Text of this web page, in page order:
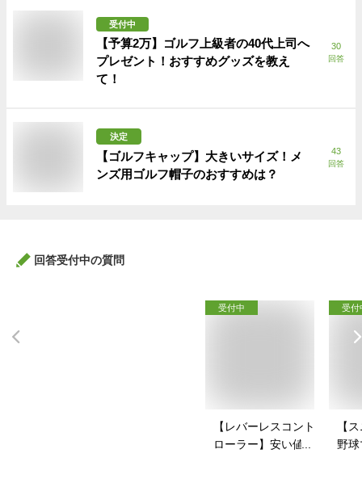
受付中
【予算2万】ゴルフ上級者の40代上司へ
プレゼント！おすすめグッズを教え
て！
30
回答
決定
【ゴルフキャップ】大きいサイズ！メ
ンズ用ゴルフ帽子のおすすめは？
43
回答
回答受付中の質問
受付中
【レバーレスコント
ローラー】安い値段
受付
【
野